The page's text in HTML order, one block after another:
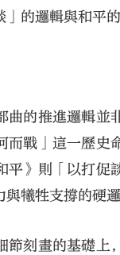
的邏輯與和平的
曲的推進邏輯並
而戰」這一歷
平》則「以打
犧牲支撐的硬邏
節刻畫的基礎